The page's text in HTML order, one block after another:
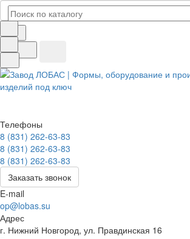
Телефоны
8 (831) 262-63-83
8 (831) 262-63-83
8 (831) 262-63-83
Заказать звонок
E-mail
op@lobas.su
Адрес
г. Нижний Новгород, ул. Правдинская 16